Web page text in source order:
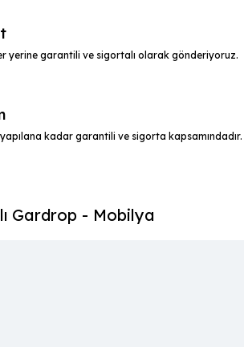
yerine garantili ve sigortalı olarak gönderiyoruz.
kadar garantili ve sigorta kapsamındadır.
Gardrop - Mobilya